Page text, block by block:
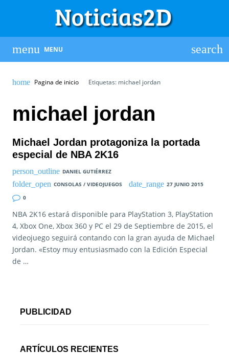
MENU
Pagina de inicio Etiquetas: michael jordan
michael jordan
Michael Jordan protagoniza la portada
especial de NBA 2K16
DANIEL GUTIÉRREZ
CONSOLAS / VIDEOJUEGOS
27 JUNIO 2015
0
NBA 2K16 estará disponible para PlayStation 3, PlayStation
4, Xbox One, Xbox 360 y PC el 29 de Septiembre de 2015, el
videojuego seguirá contando con la gran ayuda de Michael
Jordan. «Estoy muy entusiasmado con la Edición Especial
de …
PUBLICIDAD
ARTÍCULOS RECIENTES